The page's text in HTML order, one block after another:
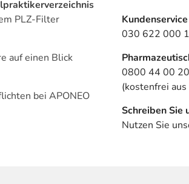
PLZ-Filter
auf einen Blick
bei APONEO
Kundenservice
030 622 000
0800 44 00
(kostenfrei
Schreiben Sie
Nutzen Sie